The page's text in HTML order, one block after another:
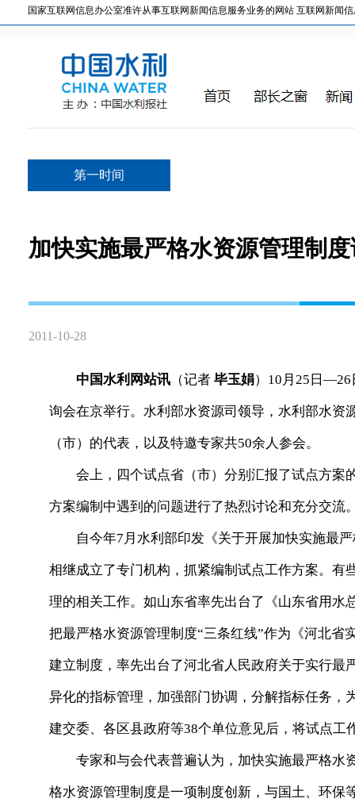
国家互联网信息办公室准许从事互联网新闻信息服务业务的网站 互联网新闻信
第一时间
加快实施最严格水资源管理制
2011-10-28
中国水利网站讯 （记者 毕玉娟）10月25日—26
询会在京举行。水利部水资源司领导，水利部水
（市）的代表，以及特邀专家共50余人参会。
会上，四个试点省（市）分别汇报了试点方案
方案编制中遇到的问题进行了热烈讨论和充分交流
自今年7月水利部印发《关于开展加快实施最严
相继成立了专门机构，抓紧编制试点工作方案。有
理的相关工作。如山东省率先出台了《山东省用
把最严格水资源管理制度“三条红线”作为《河北
建立制度，率先出台了河北省人民政府关于实行
异化的指标管理，加强部门协调，分解指标任务
建交委、各区县政府等38个单位意见后，将试点
专家和与会代表普遍认为，加快实施最严格水
格水资源管理制度是一项制度创新，与国土、环